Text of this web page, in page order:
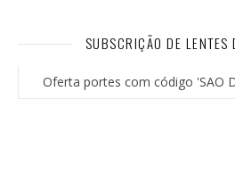
SUBSCRIÇÃO DE LENTES
Oferta portes com código 'SAO